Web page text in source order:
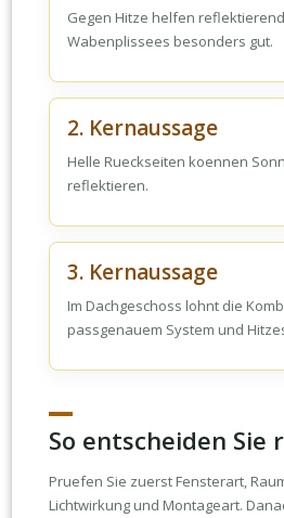
Gegen Hitze helfen
Wabenplissees besonders gut.
2. Kernaussage
Helle Rueckseiten koennen
reflektieren.
3. Kernaussage
Im Dachgeschoss lohnt die
passgenauem System und
So entscheiden Sie
Pruefen Sie zuerst Fensterart,
Lichtwirkung und Montageart.